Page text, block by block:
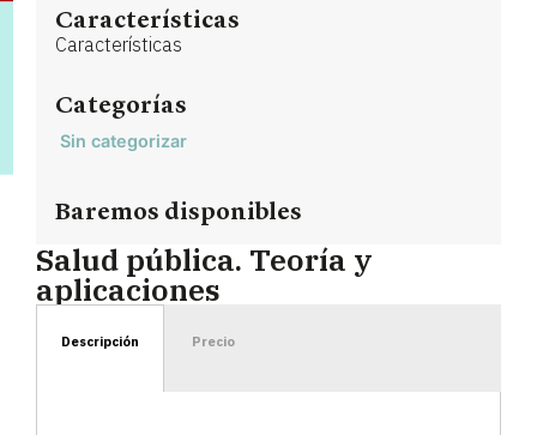
Características
Características
Categorías
Sin categorizar
Baremos disponibles
Salud pública. Teoría y
aplicaciones
Descripción Precio